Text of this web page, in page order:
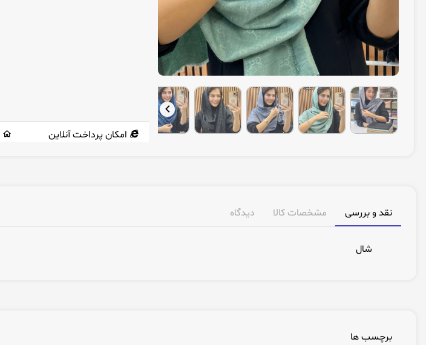
امکان پرداخت آنلاین
نقد و بررسی مشخصات کالا دیدگاه
شال
برچسب ها